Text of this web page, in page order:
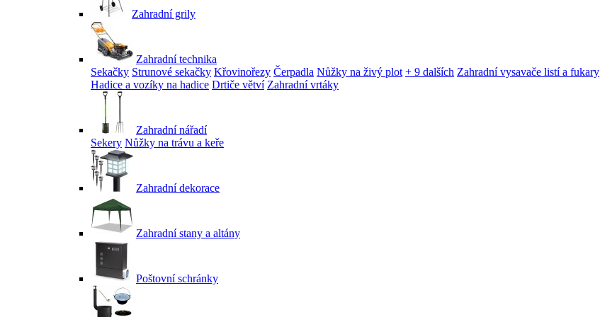
Zahradní grily
Zahradní technika
Sekačky Strunové sekačky Křovinořezy Čerpadla Nůžky na živý plot + 9 dalších Zahradní vysavače listí a fukary
Hadice a vozíky na hadice Drtiče větví Zahradní vrtáky
Zahradní nářadí
Sekery Nůžky na trávu a keře
Zahradní dekorace
Zahradní stany a altány
Poštovní schránky